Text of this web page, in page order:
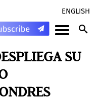
ENGLISH
SU